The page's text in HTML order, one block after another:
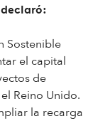
Sostenible
el capital
de
Reino Unido.
la recarga